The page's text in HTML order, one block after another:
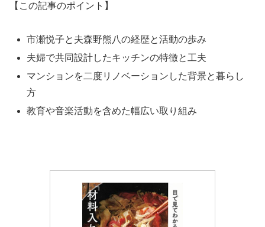
【この記事のポイント】
市瀬悦子と夫森野熊八の経歴と活動の歩み
夫婦で共同設計したキッチンの特徴と工夫
マンションを二度リノベーションした背景と暮らし
方
教育や音楽活動を含めた幅広い取り組み